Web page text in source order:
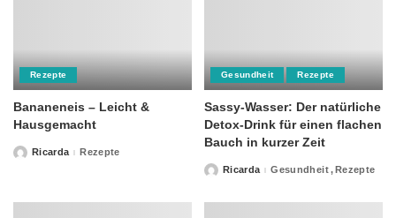
Rezepte
Bananeneis – Leicht &
Hausgemacht
PostedRicarda Rezepte
Gesundheit Rezepte
Sassy-Wasser: Der natürliche
Detox-Drink für einen flachen
Bauch in kurzer Zeit
PostedRicarda Gesundheit Rezepte